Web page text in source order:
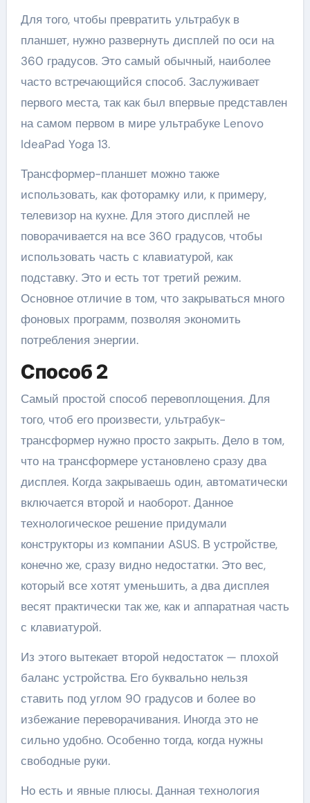
Для того, чтобы превратить ультрабук в
планшет, нужно развернуть дисплей по оси на
360 градусов. Это самый обычный, наиболее
часто встречающийся способ. Заслуживает
первого места, так как был впервые представлен
на самом первом в мире ультрабуке Lenovo
IdeaPad Yoga 13.
Трансформер-планшет можно также
использовать, как фоторамку или, к примеру,
телевизор на кухне. Для этого дисплей не
поворачивается на все 360 градусов, чтобы
использовать часть с клавиатурой, как
подставку. Это и есть тот третий режим.
Основное отличие в том, что закрываться много
фоновых программ, позволяя экономить
потребления энергии.
Способ 2
Самый простой способ перевоплощения. Для
того, чтоб его произвести, ультрабук-
трансформер нужно просто закрыть. Дело в том,
что на трансформере установлено сразу два
дисплея. Когда закрываешь один, автоматически
включается второй и наоборот. Данное
технологическое решение придумали
конструкторы из компании ASUS. В устройстве,
конечно же, сразу видно недостатки. Это вес,
который все хотят уменьшить, а два дисплея
весят практически так же, как и аппаратная часть
с клавиатурой.
Из этого вытекает второй недостаток — плохой
баланс устройства. Его буквально нельзя
ставить под углом 90 градусов и более во
избежание переворачивания. Иногда это не
сильно удобно. Особенно тогда, когда нужны
свободные руки.
Но есть и явные плюсы. Данная технология